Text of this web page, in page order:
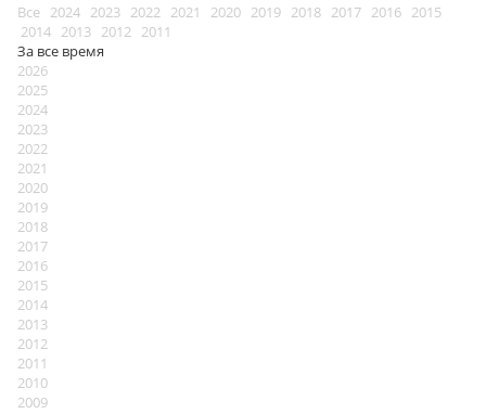
Все 2024 2023 2022 2021 2020 2019 2018 2017 2016 2015
2014 2013 2012
2011
За все время
2026
2025
2024
2023
2022
2021
2020
2019
2018
2017
2016
2015
2014
2013
2012
2011
2010
2009